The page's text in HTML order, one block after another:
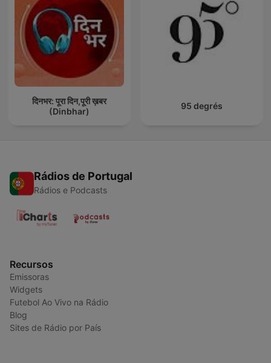
दिनभर: पूरा दिन,पूरी ख़बर
(Dinbhar)
95 degrés
Rádios de Portugal
Rádios e Podcasts
Recursos
Emissoras
Widgets
Futebol Ao Vivo na Rádio
Blog
Sites de Rádio por País